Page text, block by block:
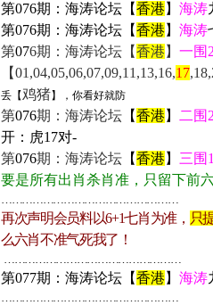
第076期：海涛论坛【香港 】 海涛
第076期：海涛论坛【香港 】 海涛
第076期：海涛论坛【香港 】 一围
【01,04,05,06,07,09,11,13,16,17
丢【 鸡猪】，你看好就防
第076期：海涛论坛 【香港 】
二围
开： 虎17对-
第076期：海涛论坛 【香港 】 三围
要是所有出肖杀肖准，只留下前
……………………………………………
再次声明会员料以6+1七肖为准， 只
么六肖不准气死我了！
……………………………………………
第077期：海涛论坛【香港 】 海涛
……………………………………………